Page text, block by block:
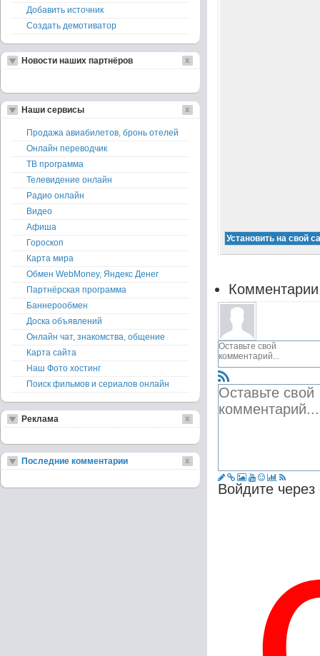
Войдите
Добавить источник
Создать демотиватор
Новости наших партнёров
Наши сервисы
Продажа авиабилетов, бронь отелей
Онлайн переводчик
ТВ программа
Телевидение онлайн
Радио онлайн
Видео
Афиша
Гороскоп
Карта мира
Обмен WebMoney, Яндекс Денег
Партнёрская программа
Баннерообмен
Доска объявлений
Онлайн чат, знакомства, общение
Карта сайта
Наш Фото хостинг
Поиск фильмов и сериалов онлайн
Реклама
Последние комментарии